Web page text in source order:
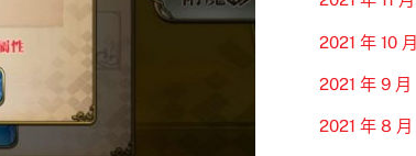
2021 年 10 月
2021 年 9 月
2021 年 8 月